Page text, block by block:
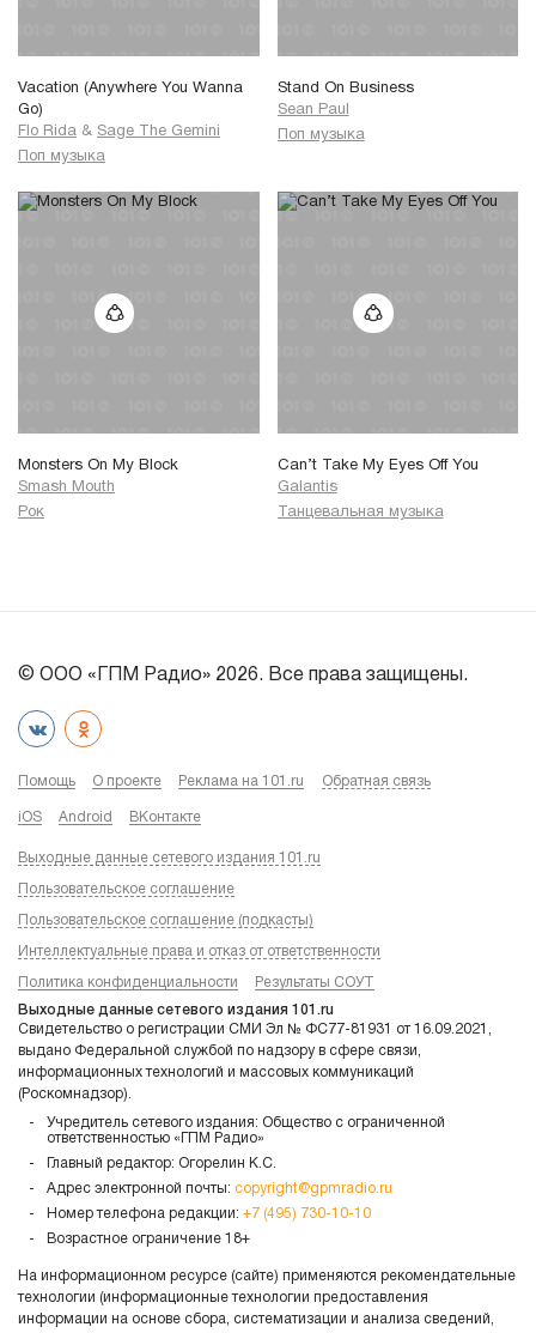
Vacation (Anywhere You Wanna
Go)
Flo Rida & Sage The Gemini
Поп музыка
Stand On Business
Sean Paul
Поп музыка
Monsters On My Block
Smash Mouth
Рок
Can’t Take My Eyes Off You
Galantis
Танцевальная музыка
© ООО «ГПМ Радио» 2026. Все права защищены.
Помощь О проекте Реклама на 101.ru Обратная связь
iOS Android ВКонтакте
Выходные данные сетевого издания 101.ru
Пользовательское соглашение
Пользовательское соглашение (подкасты)
Интеллектуальные права и отказ от ответственности
Политика конфиденциальности Результаты СОУТ
Выходные данные сетевого издания 101.ru
Свидетельство о регистрации СМИ Эл № ФС77-81931 от 16.09.2021,
выдано Федеральной службой по надзору в сфере связи,
информационных технологий и массовых коммуникаций
(Роскомнадзор).
Учредитель сетевого издания: Общество с ограниченной
ответственностью «ГПМ Радио»
Главный редактор: Огорелин К.С.
Адрес электронной почты: copyright@gpmradio.ru
Номер телефона редакции: +7 (495) 730-10-10
Возрастное ограничение 18+
На информационном ресурсе (сайте) применяются рекомендательные
технологии (информационные технологии предоставления
информации на основе сбора, систематизации и анализа сведений,